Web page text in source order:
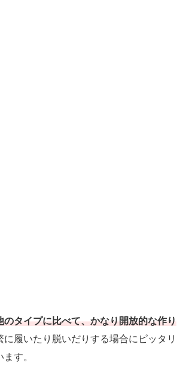
のタイプに比べて、かなり開放的な作り
に履いたり脱いだりする場合にピッタリ
す。